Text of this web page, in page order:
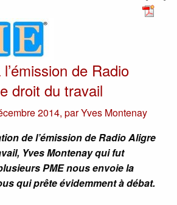
de Radio
droit du travail
2014, parYves Montenay
de l’émission de Radio Aligre
Yves Montenay qui fut
PME nous envoie la
qui prête évidemment à débat.